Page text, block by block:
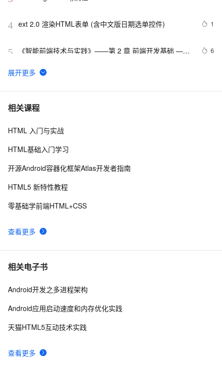
4 ext 2.0 渲染HTML表单 (含中文版日期选单控件) 1
5
《智能前端技术与实践》——第 2 章 前端开发基础 ——
6
6
html5手机网站需要加的那些meta/link标签，html5 meta
7 【01】完成新年倒计时页面-蛇年新年快乐倒计时领取礼
html5+div+CSS+JavaScript-优雅草卓伊凡-做一条关于新
8
10IIS MIME类型问题(html5 video 本地打开可以，IIS打开
相关课程
查看更多
HTML 入门与实战
HTML基础入门学习
开源Android容器化框架Atlas开发者指南
HTML5 新特性教程
零基础学前端HTML+CSS
相关电子书
查看更多
Android开发之多进程架构
Android应用启动速度和内存优化实践
天猫HTML5互动技术实践